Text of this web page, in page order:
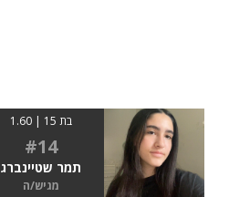
בת 15 | 1.60
#14
תמר שטיינברג
מגיש/ה